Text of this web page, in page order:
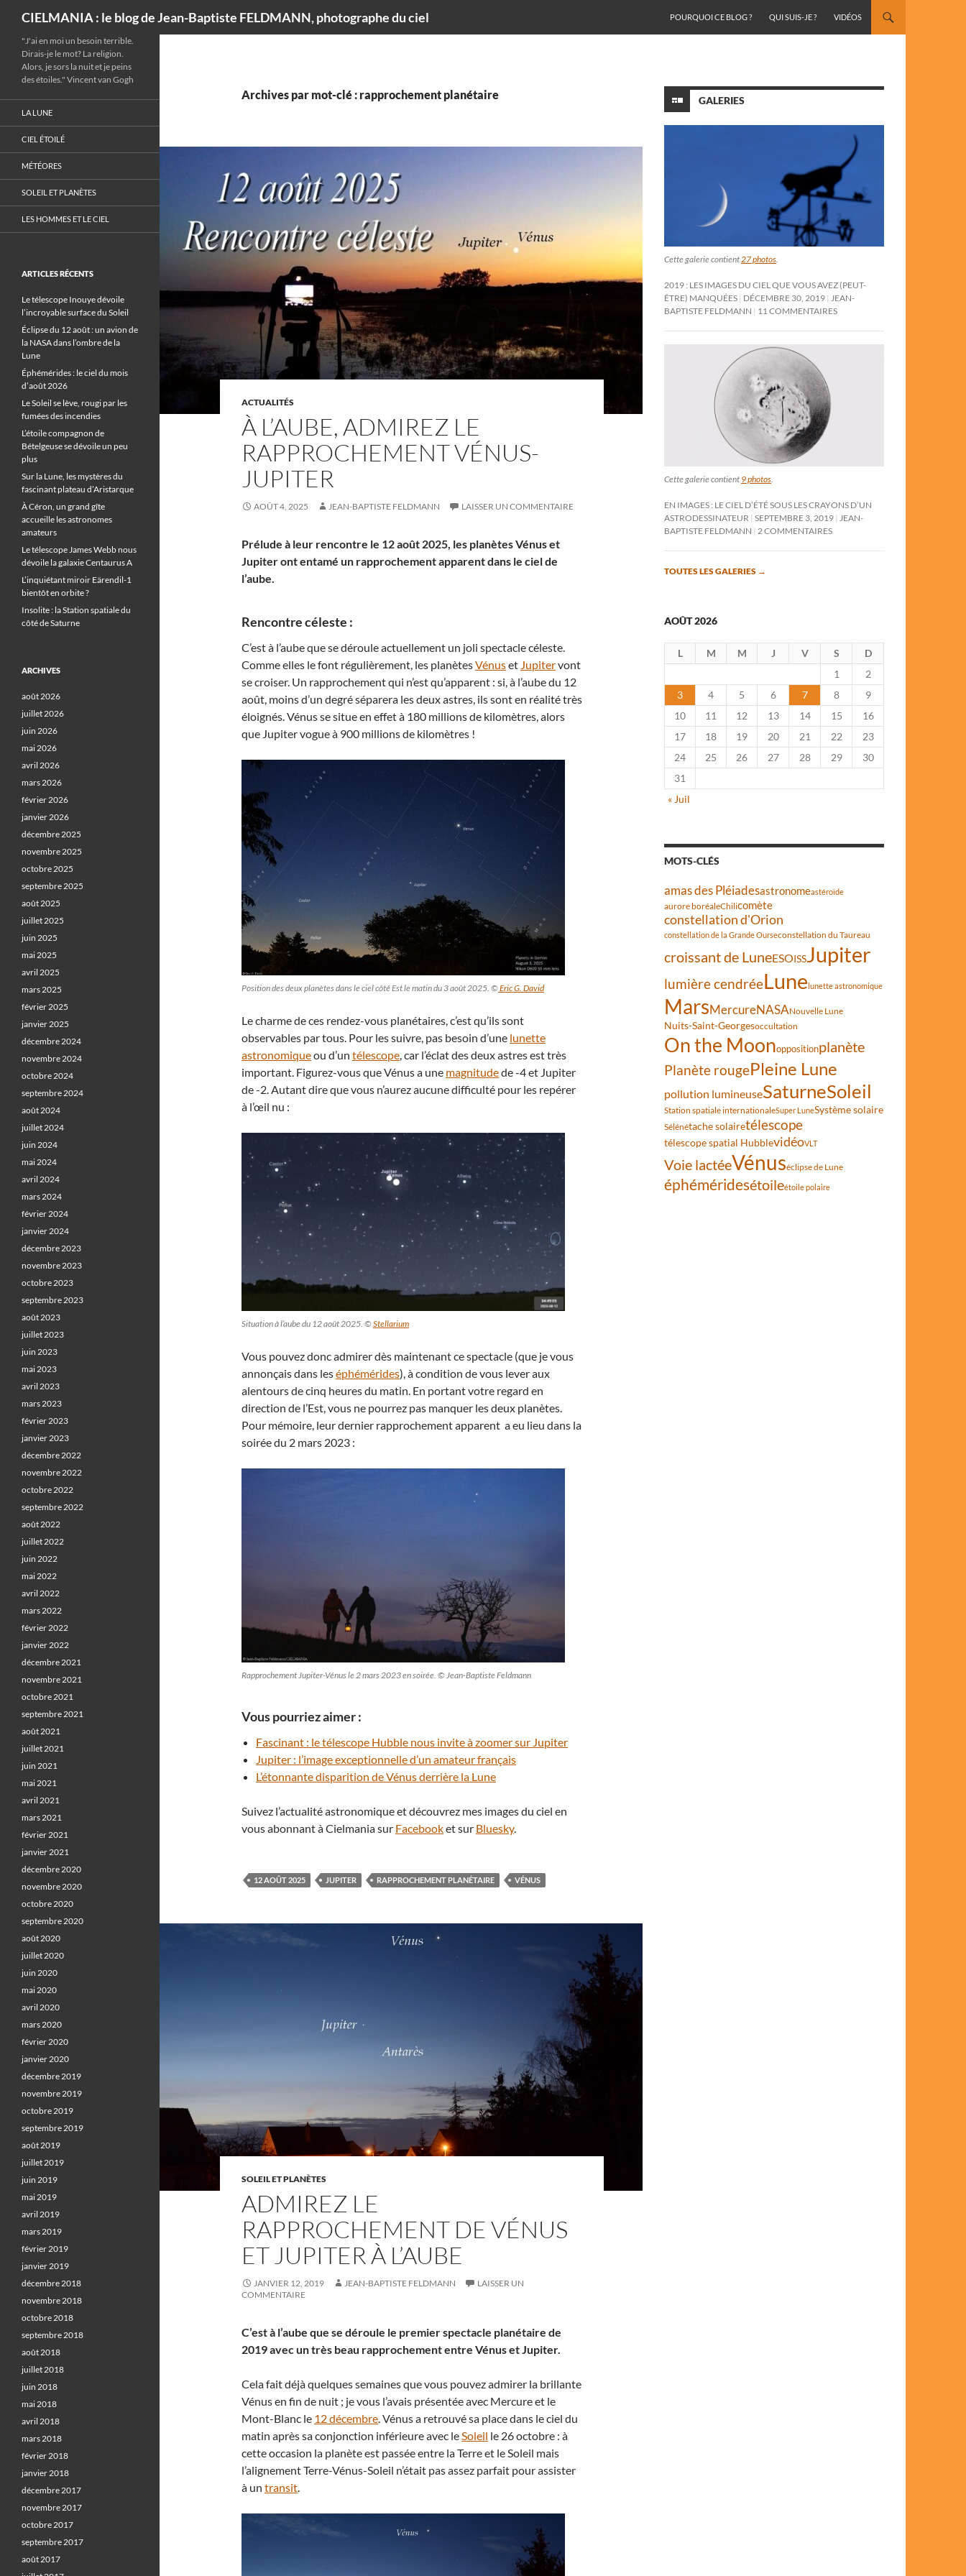
CIELMANIA : le blog de Jean-Baptiste FELDMANN, photographe du ciel
POURQUOI CE BLOG ?
QUI SUIS-JE ? VIDÉOS
Archives par mot-clé : rapprochement planétaire
ACTUALITÉS
À L’AUBE, ADMIREZ LE
RAPPROCHEMENT VÉNUS-
JUPITER
AOÛT 4, 2025 JEAN-BAPTISTE FELDMANN LAISSER UN COMMENTAIRE
Prélude à leur rencontre le 12 août 2025, les planètes Vénus et
Jupiter ont entamé un rapprochement apparent dans le ciel de
l’aube.
Rencontre céleste :
C’est à l’aube que se déroule actuellement un joli spectacle céleste.
Comme elles le font régulièrement, les planètesVénuset Jupitervont
se croiser. Un rapprochement qui n’est qu’apparent : si, à l’aube du 12
août, moins d’un degré séparera les deux astres, ils sont en réalité très
éloignés. Vénus se situe en effet à 180 millions de kilomètres, alors
que Jupiter vogue à 900 millions de kilomètres !
Position des deux planètes dans le ciel côté Est le matin du 3 août 2025. ©Eric G. David
Le charme de ces rendez-vous planétaires, c’est qu’ils sont
observables par tous. Pour les suivre, pas besoin d’une lunette
astronomiqueou d’un télescope, car l’éclat des deux astres est très
important. Figurez-vous que Vénus a une magnitudede -4 et Jupiter
de -2. Autant dire que vous n’aurez aucune difficulté pour les repérer
à l’œil nu :
Situation à l’aube du 12 août 2025. ©Stellarium
Vous pouvez donc admirer dès maintenant ce spectacle (que je vous
annonçais dans leséphémérides), à condition de vous lever aux
alentours de cinq heures du matin. En portant votre regard en
direction de l’Est, vous ne pourrez pas manquer les deux planètes.
Pour mémoire, leur dernier rapprochement apparent a eu lieu dans la
soirée du 2 mars 2023 :
Rapprochement Jupiter-Vénus le 2 mars 2023 en soirée. © Jean-Baptiste Feldmann
Vous pourriez aimer :
Fascinant : le télescope Hubble nous invite à zoomer sur Jupiter
Jupiter : l’image exceptionnelle d’un amateur français
L’étonnante disparition de Vénus derrière la Lune
Suivez l’actualité astronomique et découvrez mes images du ciel en
vous abonnant à Cielmania sur Facebooket sur Bluesky.
12 AOÛT 2025 JUPITER RAPPROCHEMENT PLANÉTAIRE VÉNUS
SOLEIL ET PLANÈTES
ADMIREZ LE
RAPPROCHEMENT DE VÉNUS
ET JUPITER À L’AUBE
JANVIER 12, 2019 JEAN-BAPTISTE FELDMANN
LAISSER UN
COMMENTAIRE
C’est à l’aube que se déroule le premier spectacle planétaire de
2019 avec un très beau rapprochement entre Vénus et Jupiter.
Cela fait déjà quelques semaines que vous pouvez admirer la brillante
Vénus en fin de nuit ; je vous l’avais présentée avec Mercure et le
Mont-Blanc le 12 décembre. Vénus a retrouvé sa place dans le ciel du
matin après sa conjonction inférieure avec leSoleil le 26 octobre : à
cette occasion la planète est passée entre la Terre et le Soleil mais
l’alignement Terre-Vénus-Soleil n’était pas assez parfait pour assister
à un transit.
GALERIES
Cette galerie contient27 photos.
2019 : LES IMAGES DU CIEL QUE VOUS AVEZ (PEUT-
ÊTRE) MANQUÉES DÉCEMBRE 30, 2019 JEAN-
BAPTISTE FELDMANN
11 COMMENTAIRES
Cette galerie contient 9 photos
EN IMAGES : LE CIEL D’ÉTÉ SOUS LES CRAYONS D’UN
ASTRODESSINATEUR SEPTEMBRE 3, 2019
JEAN-
BAPTISTE FELDMANN
2 COMMENTAIRES
TOUTES LES GALERIES →
AOÛT 2026
L M M J V S
D
1
2
3
4 5 6 7 8
9
10
11 12 13 14 15
16
17
18 19 20 21 22
23
24
25 26 27 28 29
30
31
« Juil
MOTS-CLÉS
amas des Pléiadesastronomeastéroïde
aurore boréaleChilicomète
constellation d'Orion
constellation de la Grande Ourseconstellation du Taureau
croissant de LuneESOISSJupiter
lumière cendréeLunelunette astronomique
MarsMercureNASANouvelle Lune
Nuits-Saint-Georgesoccultation
On the Moonoppositionplanète
Planète rougePleine Lune
pollution lumineuseSaturneSoleil
Station spatiale internationaleSuper LuneSystème solaire
Sélénétache solairetélescope
télescope spatial HubblevidéoVLT
Voie lactéeVénuséclipse de Lune
éphéméridesétoileétoile polaire
"J'ai en moi un besoin terrible.
Dirais-je le mot? La religion.
Alors, je sors la nuit et je peins
des étoiles." Vincent van Gogh
LA LUNE
CIEL ÉTOILÉ
MÉTÉORES
SOLEIL ET PLANÈTES
LES HOMMES ET LE CIEL
ARTICLES RÉCENTS
Le télescope Inouye dévoile
l’incroyable surface du Soleil
Éclipse du 12 août : un avion de
la NASA dans l’ombre de la
Lune
Éphémérides : le ciel du mois
d’août 2026
Le Soleil se lève, rougi par les
fumées des incendies
L’étoile compagnon de
Bételgeuse se dévoile un peu
plus
Sur la Lune, les mystères du
fascinant plateau d’Aristarque
À Céron, un grand gîte
accueille les astronomes
amateurs
Le télescope James Webb nous
dévoile la galaxie Centaurus A
L’inquiétant miroir Eärendil-1
bientôt en orbite ?
Insolite : la Station spatiale du
côté de Saturne
ARCHIVES
août 2026
juillet 2026
juin 2026
mai 2026
avril 2026
mars 2026
février 2026
janvier 2026
décembre 2025
novembre 2025
octobre 2025
septembre 2025
août 2025
juillet 2025
juin 2025
mai 2025
avril 2025
mars 2025
février 2025
janvier 2025
décembre 2024
novembre 2024
octobre 2024
septembre 2024
août 2024
juillet 2024
juin 2024
mai 2024
avril 2024
mars 2024
février 2024
janvier 2024
décembre 2023
novembre 2023
octobre 2023
septembre 2023
août 2023
juillet 2023
juin 2023
mai 2023
avril 2023
mars 2023
février 2023
janvier 2023
décembre 2022
novembre 2022
octobre 2022
septembre 2022
août 2022
juillet 2022
juin 2022
mai 2022
avril 2022
mars 2022
février 2022
janvier 2022
décembre 2021
novembre 2021
octobre 2021
septembre 2021
août 2021
juillet 2021
juin 2021
mai 2021
avril 2021
mars 2021
février 2021
janvier 2021
décembre 2020
novembre 2020
octobre 2020
septembre 2020
août 2020
juillet 2020
juin 2020
mai 2020
avril 2020
mars 2020
février 2020
janvier 2020
décembre 2019
novembre 2019
octobre 2019
septembre 2019
août 2019
juillet 2019
juin 2019
mai 2019
avril 2019
mars 2019
février 2019
janvier 2019
décembre 2018
novembre 2018
octobre 2018
septembre 2018
août 2018
juillet 2018
juin 2018
mai 2018
avril 2018
mars 2018
février 2018
janvier 2018
décembre 2017
novembre 2017
octobre 2017
septembre 2017
août 2017